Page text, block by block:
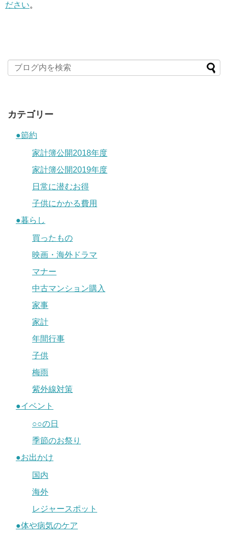
ださい。
カテゴリー
●節約
家計簿公開2018年度
家計簿公開2019年度
日常に潜むお得
子供にかかる費用
●暮らし
買ったもの
映画・海外ドラマ
マナー
中古マンション購入
家事
家計
年間行事
子供
梅雨
紫外線対策
●イベント
○○の日
季節のお祭り
●お出かけ
国内
海外
レジャースポット
●体や病気のケア